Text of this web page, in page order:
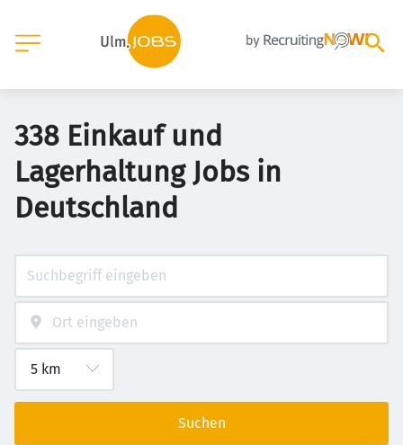
338 Einkauf und
Lagerhaltung Jobs in
Deutschland
Suchen